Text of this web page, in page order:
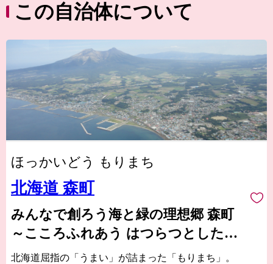
この自治体について
ほっかいどう もりまち
北海道 森町
みんなで創ろう海と緑の理想郷 森町
～こころふれあう はつらつとした爽
やかなまち～
北海道屈指の「うまい」が詰まった「もりまち」。